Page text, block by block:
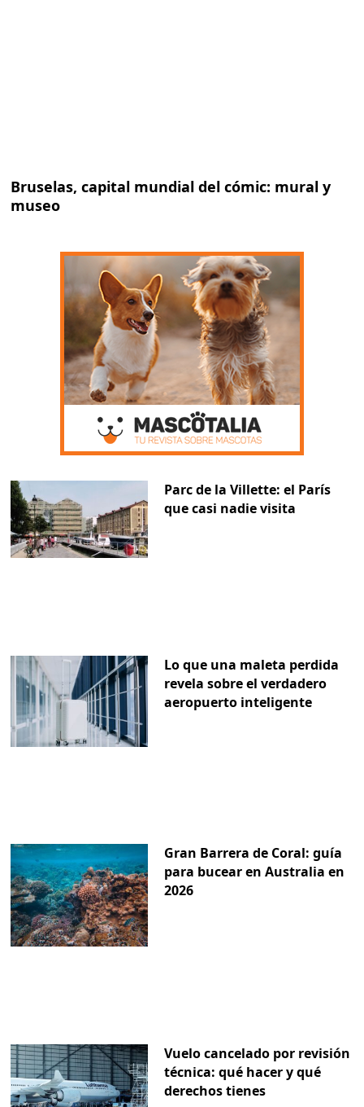
Bruselas, capital mundial del cómic: mural y
museo
Parc de la Villette: el París
que casi nadie visita
Lo que una maleta perdida
revela sobre el verdadero
aeropuerto inteligente
Gran Barrera de Coral: guía
para bucear en Australia en
2026
Vuelo cancelado por revisión
técnica: qué hacer y qué
derechos tienes